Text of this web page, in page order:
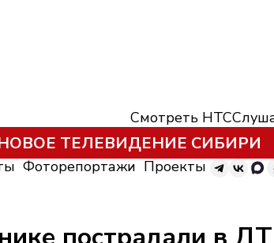
Смотреть НТС
ТЕЛЕВИДЕНИЕ СИБИРИ
Фоторепортажи Проекты